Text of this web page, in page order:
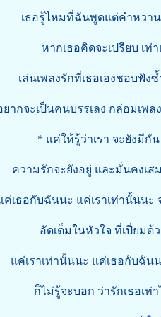
เธอรู้ไหมที่ฉันพูดแต่คำหวา
หากเธอคิดจะเปรียบ เ
เล่นเพลงรักที่เธอเองชอบฟัง
ยากจะเป็นคนบรรเลง กล่อมเพล
* แค่ให้รู้ว่าเรา จะยังมีกัน
วามรักจะยังอยู่ และมั่นคงเสม
ฉันนะ แค่เราเท่านั้นนะ จะ
อัดเต็มในหัวใจ ที่เปี่ยมด้วยรั
เท่านั้นนะ แค่เธอกับฉันนะ
ไม่รู้จะบอก ว่ารักเธอเท่าไร